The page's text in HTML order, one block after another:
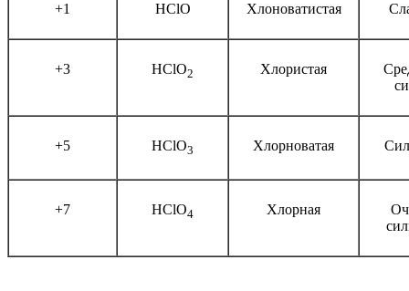
+1 HClO Хлоноватистая
+3 HClO2 Хлористая
+5 HClO3 Хлорноватая
+7 HClO4 Хлорная